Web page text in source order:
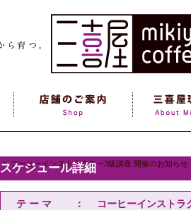
コーヒーインストラクター3級講座 開催のお知ら
スケジュール詳細
テ ー マ
： コーヒーインストラ